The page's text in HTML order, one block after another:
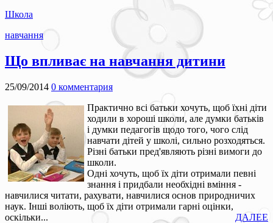
Школа
навчання
Що впливає на навчання дитини
25/09/2014 0 комментария
Практично всі батьки хочуть, щоб їхні діти
ходили в хороші школи, але думки батьків
і думки педагогів щодо того, чого слід
навчати дітей у школі, сильно розходяться.
Різні батьки пред'являють різні вимоги до
школи.
Одні хочуть, щоб їх діти отримали певні
знання і придбали необхідні вміння -
навчилися читати, рахувати, навчилися основ природничих
наук. Інші воліють, щоб їх діти отримали гарні оцінки,
оскільки...
ДАЛЕЕ